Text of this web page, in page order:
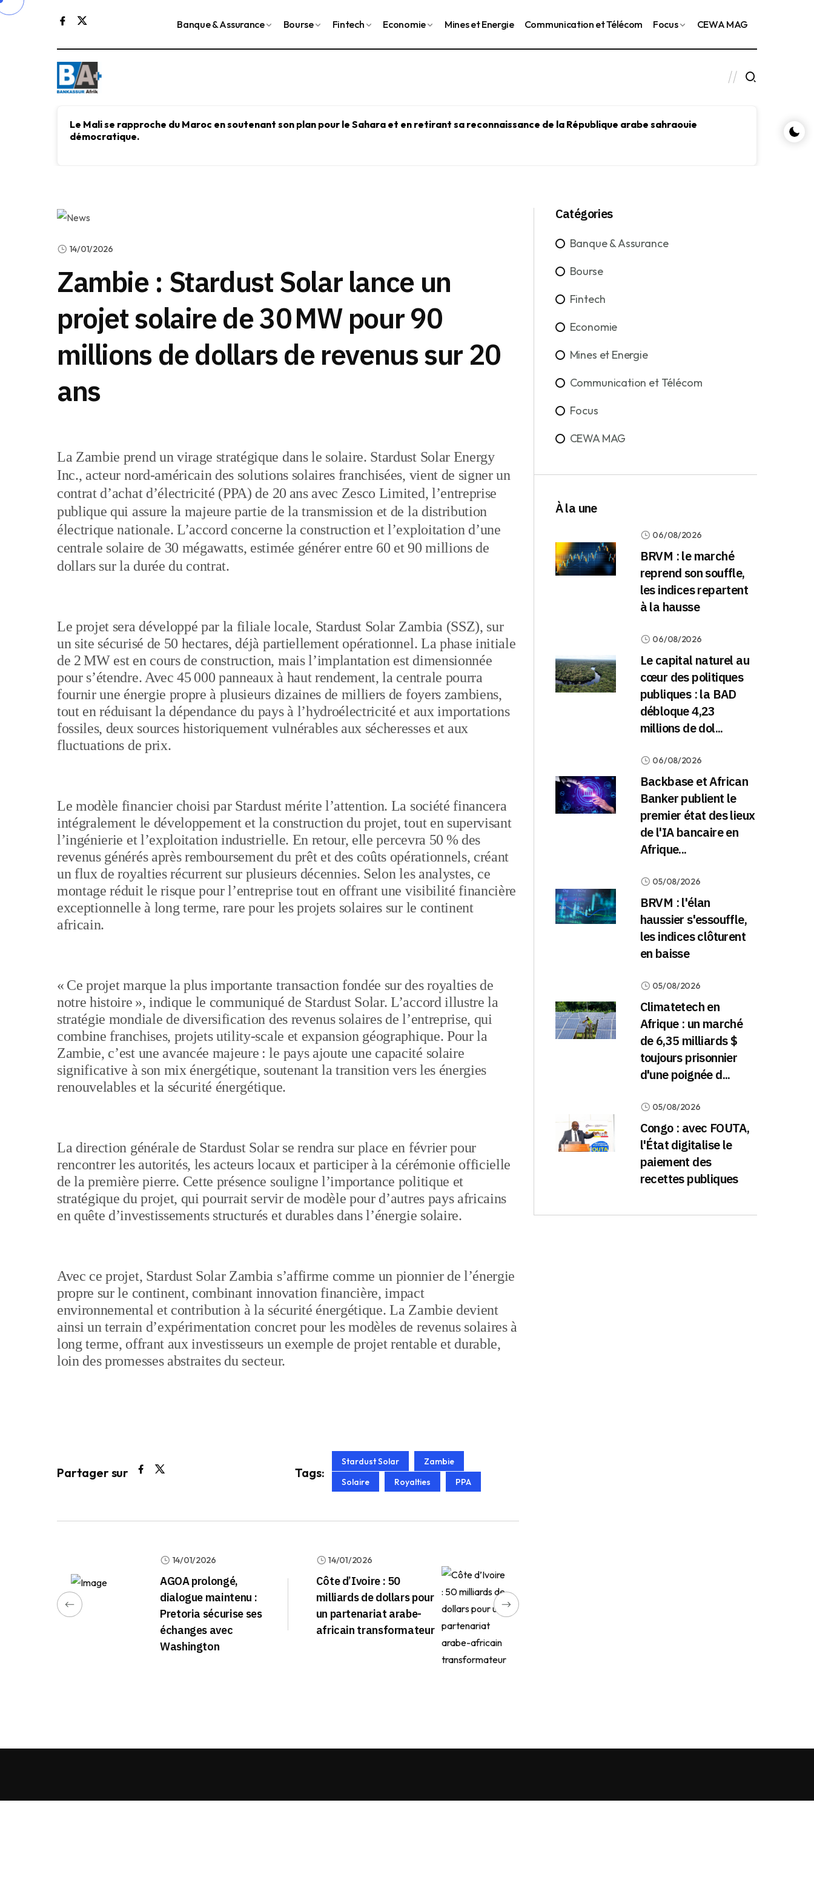
Banque & Assurance Bourse Fintech Economie Mines et Energie Communication et Télécom Focus CEWA MAG
Le Mali se rapproche du Maroc en soutenant son plan pour le Sahara et en retirant sa reconnaissance de la République arabe sahraouie
démocratique.
Le
le
14/01/2026
Zambie : Stardust Solar lance un
projet solaire de 30 MW pour 90
millions de dollars de revenus sur 20
ans
La Zambie prend un virage stratégique dans le solaire. Stardust Solar Energy
Inc., acteur nord‑américain des solutions solaires franchisées, vient de signer un
contrat d’achat d’électricité (PPA) de 20 ans avec Zesco Limited, l’entreprise
publique qui assure la majeure partie de la transmission et de la distribution
électrique nationale. L’accord concerne la construction et l’exploitation d’une
centrale solaire de 30 mégawatts, estimée générer entre 60 et 90 millions de
dollars sur la durée du contrat.
Le projet sera développé par la filiale locale, Stardust Solar Zambia (SSZ), sur
un site sécurisé de 50 hectares, déjà partiellement opérationnel. La phase initiale
de 2 MW est en cours de construction, mais l’implantation est dimensionnée
pour s’étendre. Avec 45 000 panneaux à haut rendement, la centrale pourra
fournir une énergie propre à plusieurs dizaines de milliers de foyers zambiens,
tout en réduisant la dépendance du pays à l’hydroélectricité et aux importations
fossiles, deux sources historiquement vulnérables aux sécheresses et aux
fluctuations de prix.
Le modèle financier choisi par Stardust mérite l’attention. La société financera
intégralement le développement et la construction du projet, tout en supervisant
l’ingénierie et l’exploitation industrielle. En retour, elle percevra 50 % des
revenus générés après remboursement du prêt et des coûts opérationnels, créant
un flux de royalties récurrent sur plusieurs décennies. Selon les analystes, ce
montage réduit le risque pour l’entreprise tout en offrant une visibilité financière
exceptionnelle à long terme, rare pour les projets solaires sur le continent
africain.
« Ce projet marque la plus importante transaction fondée sur des royalties de
notre histoire », indique le communiqué de Stardust Solar. L’accord illustre la
stratégie mondiale de diversification des revenus solaires de l’entreprise, qui
combine franchises, projets utility-scale et expansion géographique. Pour la
Zambie, c’est une avancée majeure : le pays ajoute une capacité solaire
significative à son mix énergétique, soutenant la transition vers les énergies
renouvelables et la sécurité énergétique.
La direction générale de Stardust Solar se rendra sur place en février pour
rencontrer les autorités, les acteurs locaux et participer à la cérémonie officielle
de la première pierre. Cette présence souligne l’importance politique et
stratégique du projet, qui pourrait servir de modèle pour d’autres pays africains
en quête d’investissements structurés et durables dans l’énergie solaire.
Avec ce projet, Stardust Solar Zambia s’affirme comme un pionnier de l’énergie
propre sur le continent, combinant innovation financière, impact
environnemental et contribution à la sécurité énergétique. La Zambie devient
ainsi un terrain d’expérimentation concret pour les modèles de revenus solaires à
long terme, offrant aux investisseurs un exemple de projet rentable et durable,
loin des promesses abstraites du secteur.
Partager sur Tags:
Stardust Solar
Zambie
Solaire
Royalties PPA
14/01/2026
AGOA prolongé,
dialogue maintenu :
Pretoria sécurise ses
échanges avec
Washington
14/01/2026
Côte d’Ivoire : 50
milliards de dollars pour
un partenariat arabe-
africain transformateur
Catégories
Banque & Assurance
Bourse
Fintech
Economie
Mines et Energie
Communication et Télécom
Focus
CEWA MAG
À la une
06/08/2026
BRVM : le marché
reprend son souffle,
les indices repartent
à la hausse
06/08/2026
Le capital naturel au
cœur des politiques
publiques : la BAD
débloque 4,23
millions de dol...
06/08/2026
Backbase et African
Banker publient le
premier état des lieux
de l'IA bancaire en
Afrique...
05/08/2026
BRVM : l'élan
haussier s'essouffle,
les indices clôturent
en baisse
05/08/2026
Climatetech en
Afrique : un marché
de 6,35 milliards $
toujours prisonnier
d'une poignée d...
05/08/2026
Congo : avec FOUTA,
l'État digitalise le
paiement des
recettes publiques